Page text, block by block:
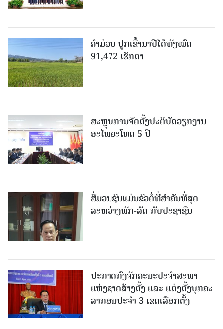
ຄໍາມ່ວນ ປູກເຂົ້ານາປີໄດ້ທັງໝົດ
91,472 ເຮັກຕາ
ສະຫຼຸບການຈັດຕັ້ງປະຕິບັດວຽກງານ
ອະໄພຍະໂທດ 5 ປີ
ສື່ມວນຊົນແມ່ນຂົວຕໍ່ທີ່ສໍາຄັນທີ່ສຸດ
ລະຫວ່າງພັກ-ລັດ ກັບປະຊາຊົນ
ປະກາດກົງຈັກຄະນະປະຈໍາສະພາ
ແຫ່ງຊາດສ້າງຕັ້ງ ແລະ ແຕ່ງຕັ້ງບຸກຄະ
ລາກອນປະຈໍາ 3 ເຂດເລືອກຕັ້ງ